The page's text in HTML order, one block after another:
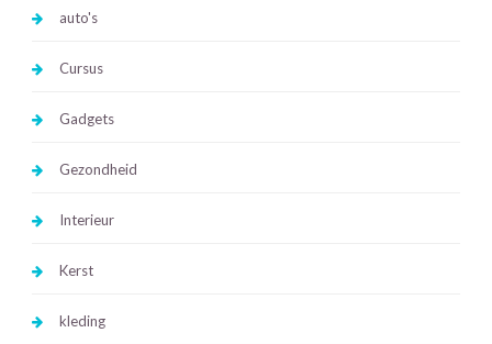
auto's
Cursus
Gadgets
Gezondheid
Interieur
Kerst
kleding